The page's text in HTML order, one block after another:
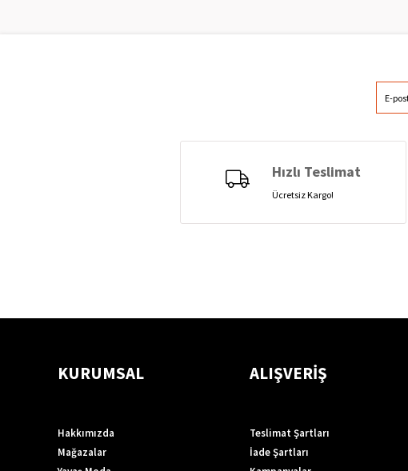
Hızlı Teslimat
Ücretsiz Kargo!
KURUMSAL
Hakkımızda
Mağazalar
ALIŞVERİŞ
Teslimat Şartları
İade Şartları